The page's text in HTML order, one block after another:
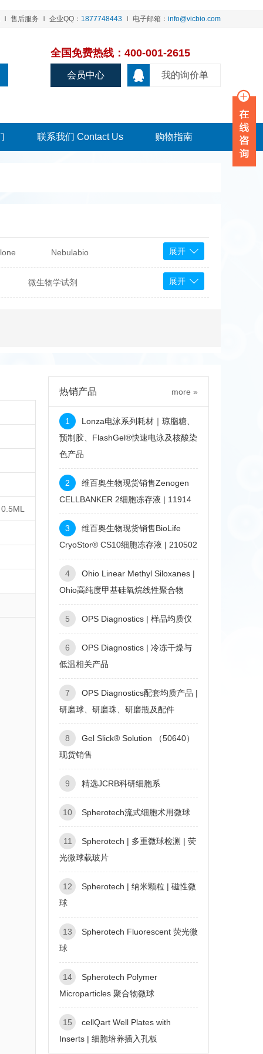
售后服务 企业QQ： 1877748443 电子邮箱： info@vicbio.com
全国免费热线：400-001-2615
我的询价单
会员中心
联系我们 Contact Us 购物指南
Nebulabio
Bioscience
Mediagnost
Cytodiagnostics Katchem
Sunrise Science
康为世纪
展开
微生物学试剂 展开
热销产品 more »
1
Lonza电泳系列耗材｜琼脂糖、
预制胶、FlashGel®快速电泳及核酸染
色产品
2
维百奥生物现货销售Zenogen
CELLBANKER 2细胞冻存液 | 11914
3
维百奥生物现货销售BioLife
CryoStor® CS10细胞冻存液 | 210502
4
Ohio Linear Methyl Siloxanes |
Ohio高纯度甲基硅氧烷线性聚合物
5 OPS Diagnostics | 样品均质仪
6
OPS Diagnostics | 冷冻干燥与
低温相关产品
7
OPS Diagnostics配套均质产品 |
研磨球、研磨珠、研磨瓶及配件
8
Gel Slick® Solution （50640）
现货销售
9 精选JCRB科研细胞系
10 Spherotech流式细胞术用微球
11
Spherotech | 多重微球检测 | 荧
光微球载玻片
12
Spherotech | 纳米颗粒 | 磁性微
球
13
Spherotech Fluorescent 荧光微
球
14
Spherotech Polymer
Microparticles 聚合物微球
15
cellQart Well Plates with
Inserts | 细胞培养插入孔板